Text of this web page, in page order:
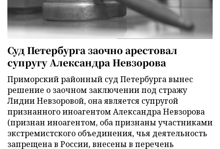
Суд Петербурга заочно арестовал
супругу Александра Невзорова
Приморский районный суд Петербурга вынес
решение о заочном заключении под стражу
Лидии Невзоровой, она является супругой
признанного иноагентом Александра Невзорова
(признан иноагентом, оба признаны участниками
экстремистского объединения, чья деятельность
запрещена в России, внесены в перечень